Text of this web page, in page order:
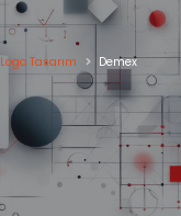
Logo Tasarım Demex